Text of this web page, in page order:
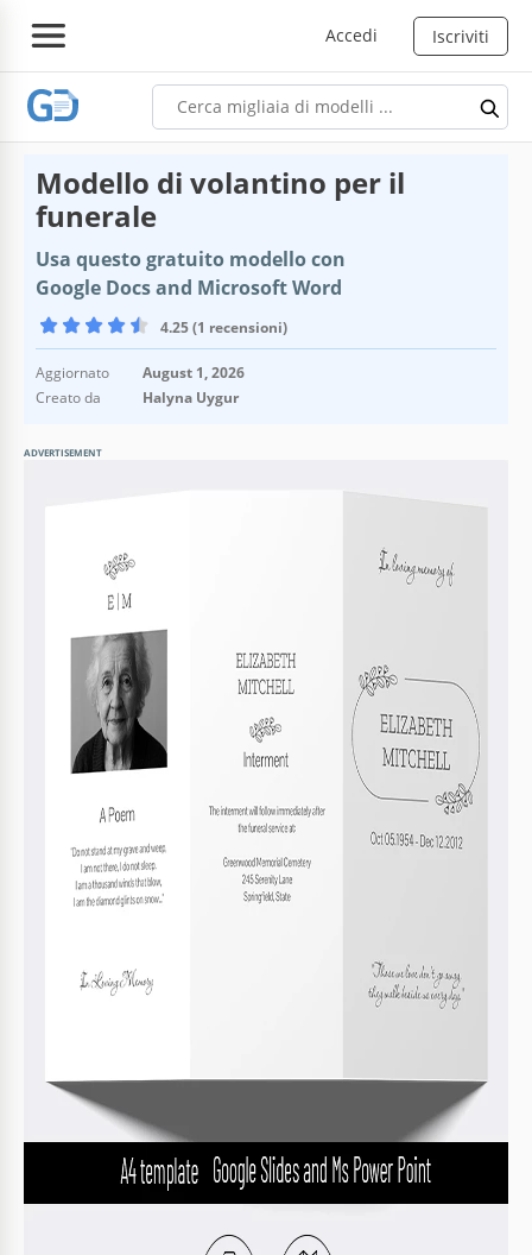
Accedi Iscriviti
Modello di volantino per il
funerale
Usa questo gratuito modello con
Google Docs and Microsoft Word
4.25 (1 recensioni)
Aggiornato
August 1, 2026
Creato da
Halyna Uygur
ADVERTISEMENT